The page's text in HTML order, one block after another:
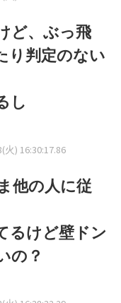
ど、ぶっ飛
り判定のない
し
) 16:30:17.86
他の人に従
るけど壁ドン
の？